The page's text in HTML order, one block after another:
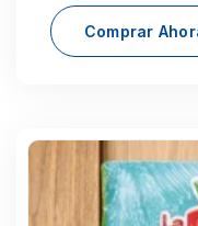
Comprar